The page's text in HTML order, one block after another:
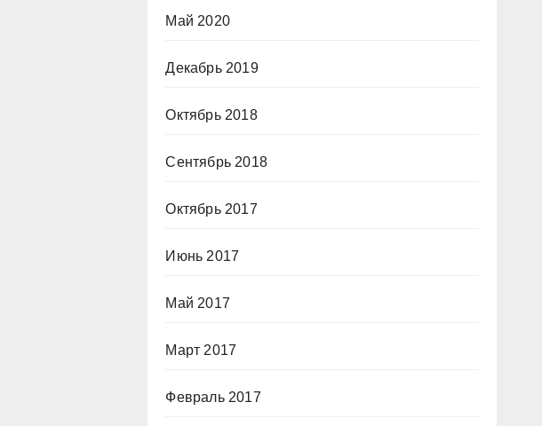
Май 2020
Декабрь 2019
Октябрь 2018
Сентябрь 2018
Октябрь 2017
Июнь 2017
Май 2017
Март 2017
Февраль 2017